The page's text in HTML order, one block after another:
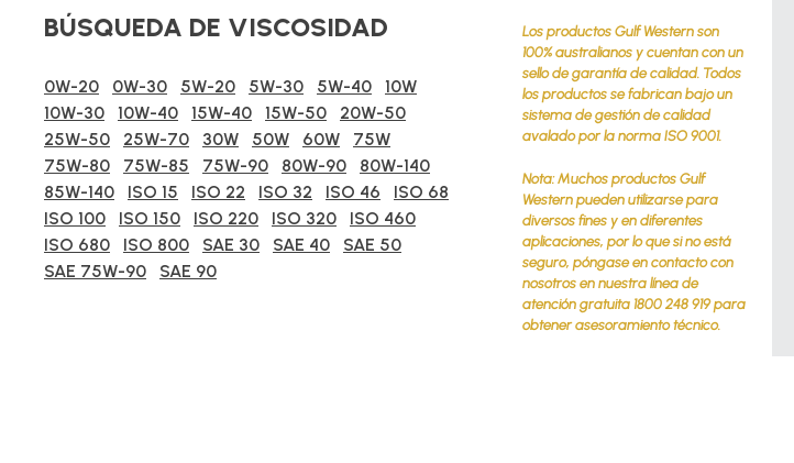
BÚSQUEDA DE VISCOSIDAD
0W-20 0W-30 5W-20 5W-30 5W-40
10W
10W-30
10W-40 15W-40 15W-50
20W-50
25W-50
25W-70 30W 50W 60W
75W
75W-80
75W-85 75W-90 80W-90
80W-140
85W-140
ISO 15 ISO 22 ISO 32 ISO 46
ISO 68
ISO 100
ISO 150 ISO 220 ISO 320
ISO 460
ISO 680
ISO 800 SAE 30 SAE 40
SAE 50
SAE 75W-90
SAE 90
Los productos Gulf Western son
100% australianos y cuentan con un
sello de garantía de calidad. Todos
los productos se fabrican bajo un
sistema de gestión de calidad
avalado por la norma ISO 9001.
Nota: Muchos productos Gulf
Western pueden utilizarse para
diversos fines y en diferentes
aplicaciones, por lo que si no está
seguro, póngase en contacto con
nosotros en nuestra línea de
atención gratuita 1800 248 919 para
obtener asesoramiento técnico.